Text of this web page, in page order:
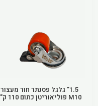
1.5" גלגל פסנתר חור מעצור
M10 פוליאוריטן כתום 110 ק"ג